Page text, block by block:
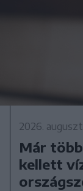
2026.
Már
kellett